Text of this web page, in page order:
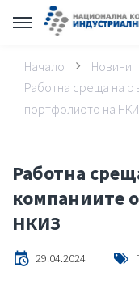
Начало Новини
Работна среща на
портфолиото на
Работна
компаниите
НКИЗ
29.04.2024